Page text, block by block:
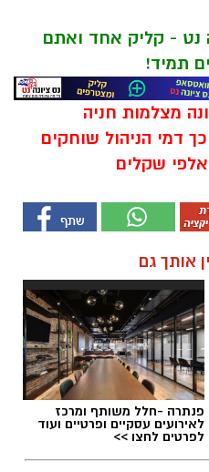
נט - קליק אחד ואתם
תמיד!
מצלמות חניה
דמי הניהול שוחקים
אלפי שקלים
אותך גם
פנתרה -חלל משותף ומרכז
לאירועים עסקיים ופרטיים ועוד
לפרטים לחצו >>